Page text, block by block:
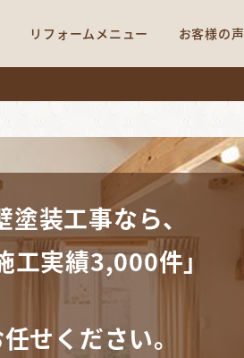
リフォームメニュー お客様の声
塗装工事なら、
工実績3,000件」
せください。